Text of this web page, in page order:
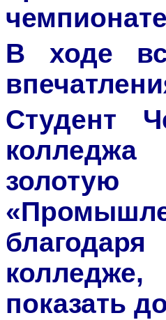
В ходе
Студент
колледжа
показать